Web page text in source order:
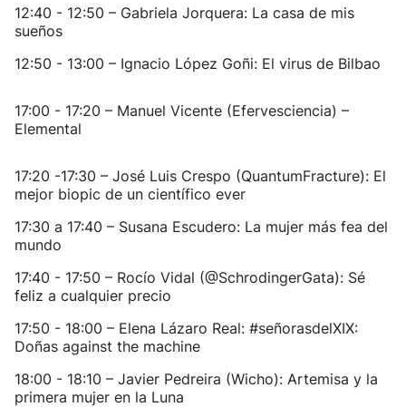
12:40 - 12:50 – Gabriela Jorquera: La casa de mis
sueños
12:50 - 13:00 – Ignacio López Goñi: El virus de Bilbao
17:00 - 17:20 – Manuel Vicente (Efervesciencia) –
Elemental
17:20 -17:30 – José Luis Crespo (QuantumFracture): El
mejor biopic de un científico ever
17:30 a 17:40 – Susana Escudero: La mujer más fea del
mundo
17:40 - 17:50 – Rocío Vidal (@SchrodingerGata): Sé
feliz a cualquier precio
17:50 - 18:00 – Elena Lázaro Real: #señorasdelXIX:
Doñas against the machine
18:00 - 18:10 – Javier Pedreira (Wicho): Artemisa y la
primera mujer en la Luna